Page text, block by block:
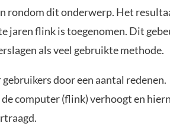
rondom dit onderwerp. Het
jaren flink is toegenomen. Dit
als veel gebruikte methode.
door een aantal redenen.
computer (flink) verhoogt en